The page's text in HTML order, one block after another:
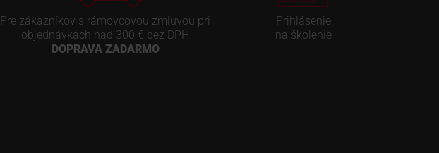
Pre zákazníkov s rámovcovou zmluvou pri
objednávkach nad 300 € bez DPH
DOPRAVA ZADARMO
Prihlásenie
na školenie